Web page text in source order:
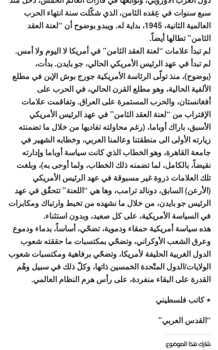
سبع سنوات في عِقده الثامن، الذي شكّلت سنة انتهاء الحرب
العالمية الثانية، 1945، بداية له. ويبدو بوضوح أن “لعنة العقد
الثامن” تطالها أيضاً.
لم تبدأ علامات “لعنة العقد الثامن” في أمريكا لا اليوم ولا أمس.
لم تبدأ في عهد الرئيس الأمريكي الحالي، جو بايدن. بدأت،
(بوضوح)، منذ تولّى الرئاسة الأمريكية جورج بوش الإبن في مطلع
الألفية الحالية، وهو مطلع القرن الحالي، في الحرب على
أفغانستان، والحرب المستمرة على العراق. وتفاقمت علامات
الإقتراب من “لعنة العقد الثامن” في عهد الرئيس الأمريكي
الأسبق، باراك أوباما، (رغم محاولته تفاديها من خلال ما تضمنته
زيارته الأولى الى منطقتنا وعالمنا العربي، وخطابه الشهير في
جامعة القاهرة، وهو الخطاب الذي كانت سياسة أوباما وإدارته
نقيضاً، بالكامل، لما تضمنه ذلك الخطاب، ولما أوحى به)، وبلغت
تلك العلامات ذروة غير مسبوقة في عهد الرئيس الأمريكي
(الأرعن) السابق، دونالد ترامب، وها هي “اللعنة” تتحقّق في عهد
الرئيس جو بايدن، من خلال ما نشهده من تخبط وارتباك ومكابرات
في السياسة الأمريكية، على كل صعيد، وبدون استثناء.
هذه سياسة أمريكية حمقاء ودموية، تضحّي، أساساً، بدماء ودموع
وعرق الشعب الأوكراني، وتضحّي بمكتسبات ما حققته شعوب
الدول الغربية الحليفة لأمريكا، وتضحّي برفاهية ومكتسبات شعوب
الولايات/الدول المتّحدة الخمسين ذاتها، وكلّ ذلك في سبيل وهْم
القدرة على البقاء منفردة، على رأس هرم النظام العالمي.
٭ كاتب فلسطيني
“القدس العربي”
شارك هذا الموضوع: